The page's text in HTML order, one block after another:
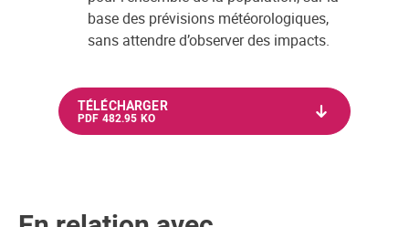
base des prévisions météorologiques,
sans attendre d’observer des impacts.
TÉLÉCHARGER
PDF 482.95 KO